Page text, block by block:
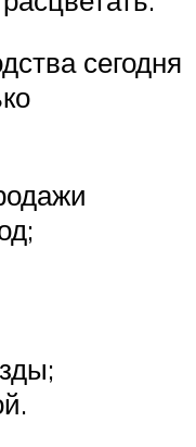
сегодня